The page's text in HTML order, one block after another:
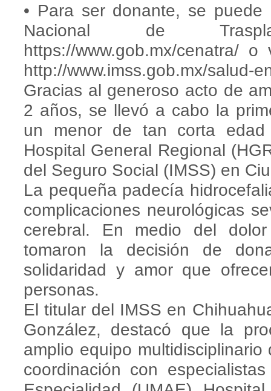
• Para ser donante, se
Nacional de
https://www.gob.mx/cenatra/
http://www.imss.gob.mx/salud-
Gracias al generoso acto de
2 años, se llevó a cabo la
un menor de tan corta
Hospital General Regional
del Seguro Social (IMSS) en
La pequeña padecía
complicaciones neurológicas
cerebral. En medio del
tomaron la decisión de
solidaridad y amor que
personas.
El titular del IMSS en
González, destacó que la
amplio equipo
coordinación con